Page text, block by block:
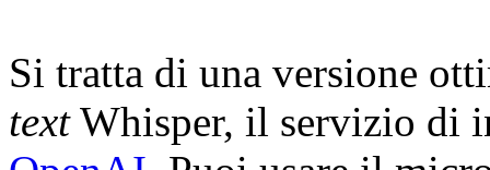
Si tratta di una versione
textWhisper, il servizio di